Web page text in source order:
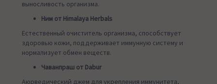
выносливость организма.
Ним от Himalaya Herbals
Естественный очиститель организма, способствует
здоровью кожи, поддерживает иммунную систему и
нормализует обмен веществ.
Чаванпраш от Dabur
Аюрведический джем для укрепления иммунитета,